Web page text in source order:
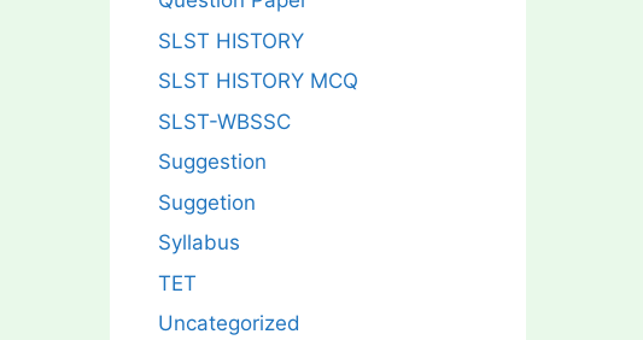
SLST HISTORY
SLST HISTORY MCQ
SLST-WBSSC
Suggestion
Suggetion
Syllabus
TET
Uncategorized